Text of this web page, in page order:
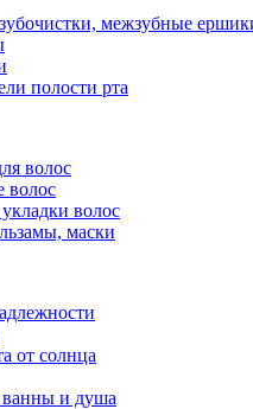
межзубные
полости рта
волос
волос
волос
маски
от солнца
ванны и душа